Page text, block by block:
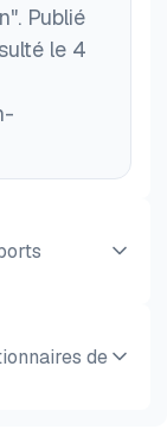
Publié
le 4
Copier
de